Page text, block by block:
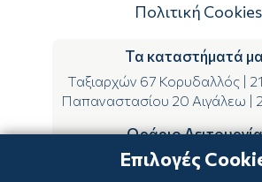
Πολιτική Cookies
Τα καταστήματά
Ταξιαρχών 67 Κορυδαλλός
Παπαναστασίου 20 Αιγάλεω
Ωράριο
ΔΕ-ΤΕ-ΣΑ 09:00-
Επιλογές